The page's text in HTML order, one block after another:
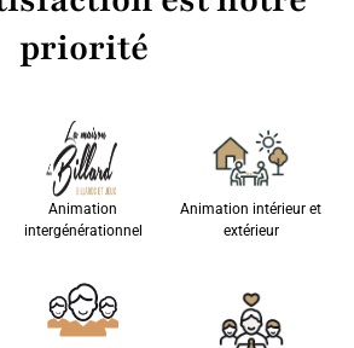
priorité
Animation
intergénérationnel
Animation intérieur et
extérieur